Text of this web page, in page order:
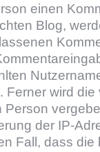
einen
Blog,
Ferner wird
Person
der IP-
Fall, dass die